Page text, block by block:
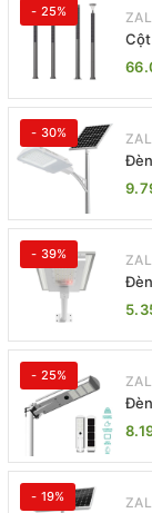
- 25%
- 30%
- 39%
ZL-
- 25%
- 19%